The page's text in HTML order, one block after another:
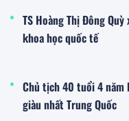
TS Hoàng Thị Đông
khoa học quốc tế
Chủ tịch 40 tuổi 4 năm
giàu nhất Trung Quốc